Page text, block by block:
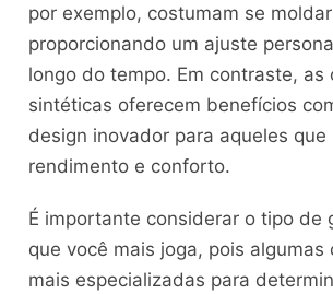
por exemplo, costumam se
proporcionando um ajuste
longo do tempo. Em contraste, as
sintéticas oferecem benefícios
design inovador para aqueles
rendimento e conforto.
É importante considerar o tipo de
que você mais joga, pois algumas
mais especializadas para